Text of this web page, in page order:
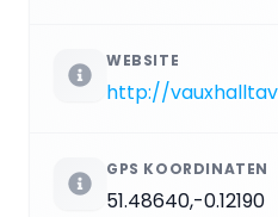
WEBSITE
http://
GPS KOORDINATEN
51.48640,-0.12190